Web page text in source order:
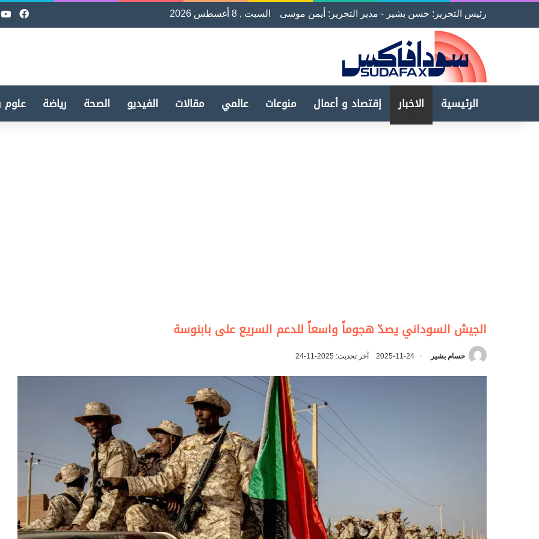
رئيس التحرير: حسن بشير - مدير التحرير: أيمن موسى السبت , 8 أغسطس 2026
الرئيسية الاخبار إقتصاد و أعمال منوعات عالمي مقالات الفيديو الصحة رياضة علوم
الجيش السوداني يصدّ هجوماً واسعاً للدعم السريع على بابنوسة
حسام بشير 2025-11-24 آخر تحديث: 2025-11-24